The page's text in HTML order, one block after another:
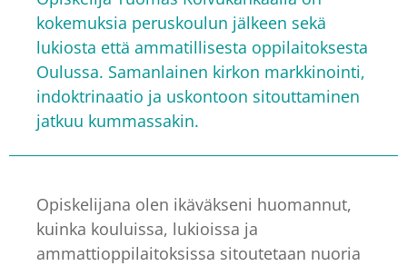
kokemuksia peruskoulun jälkeen sekä
lukiosta että ammatillisesta oppilaitoksesta
Oulussa. Samanlainen kirkon markkinointi,
indoktrinaatio ja uskontoon sitouttaminen
jatkuu kummassakin.
Opiskelijana olen ikäväkseni huomannut,
kuinka kouluissa, lukioissa ja
ammattioppilaitoksissa sitoutetaan nuoria